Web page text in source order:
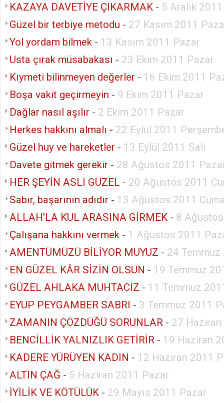
KAZAYA DAVETİYE ÇIKARMAK - 5 Aralık
Güzel bir terbiye metodu - 27 Kasım 2011
Yol yordam bilmek - 13 Kasım 2011 Pazar
Usta çırak müsabakası - 23 Ekim 2011 Pazar
Kıymeti bilinmeyen değerler - 16 Ekim 2011
Boşa vakit geçirmeyin - 9 Ekim 2011 Pazar
Dağlar nasıl aşılır - 2 Ekim 2011 Pazar
Herkes hakkını almalı - 22 Eylül 2011
Güzel huy ve hareketler - 13 Eylül 2011 Salı
Davete gitmek gerekir - 28 Ağustos 2011
HER ŞEYİN ASLI GÜZEL - 20 Ağustos 2011
Sabır, başarının adıdır - 13 Ağustos 2011
ALLAH’LA KUL ARASINA GİRMEK - 8
Çalışana hakkını vermek - 1 Ağustos 2011
AMENTÜMÜZÜ BİLİYOR MUYUZ - 24
EN GÜZEL KÂR SİZİN OLSUN - 19 Temmuz
GÜZEL AHLAKA MUHTACIZ - 11 Temmuz
EYUP PEYGAMBER SABRI - 3 Temmuz 2011
ZAMANIN ÇÖZDÜĞÜ SORUNLAR - 27
BENCİLLİK YALNIZLIK GETİRİR - 19 Haziran
KADERE YÜRÜYEN KADIN - 12 Haziran 2011
ALTIN ÇAĞ - 5 Haziran 2011 Pazar
İYİLİK VE KÖTÜLÜK - 29 Mayıs 2011 Pazar